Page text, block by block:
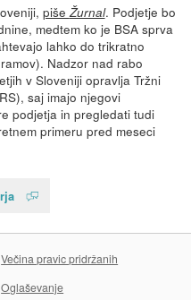
pišeŽurnal. Podjetje bo
medtem ko je BSA sprva
lahko do trikratno
Nadzor nad rabo
v Sloveniji opravlja Tržni
saj imajo njegovi
podjetja in pregledati tudi
primeru pred meseci
Večina pravic pridržanih
Oglaševanje